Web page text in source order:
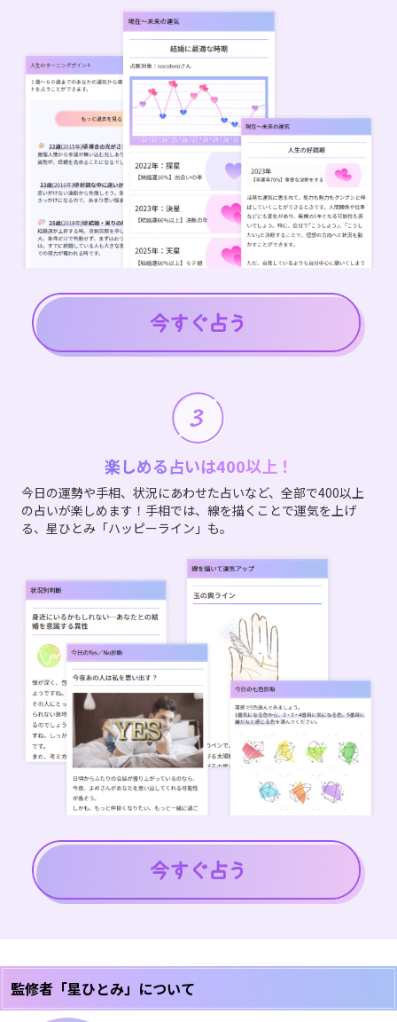
楽しめる占いは400以上！
今日の運勢や手相、状況にあわせた占いなど、全部で400以上
の占いが楽しめます！手相では、線を描くことで運気を上げ
る、星ひとみ「ハッピーライン」も。
監修者「星ひとみ」について